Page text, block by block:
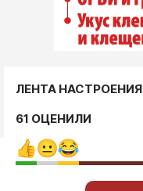
ЛЕНТА НАСТРОЕНИЯ
61 ОЦЕНИЛИ